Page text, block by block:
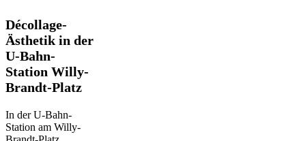
Décollage-
Ästhetik
in
der
U-
Bahn-
Station
Brandt-
Platz
Décollage-
Ästhetik in der
U-Bahn-
Station Willy-
Brandt-Platz
In der U-Bahn-
Station am Willy-